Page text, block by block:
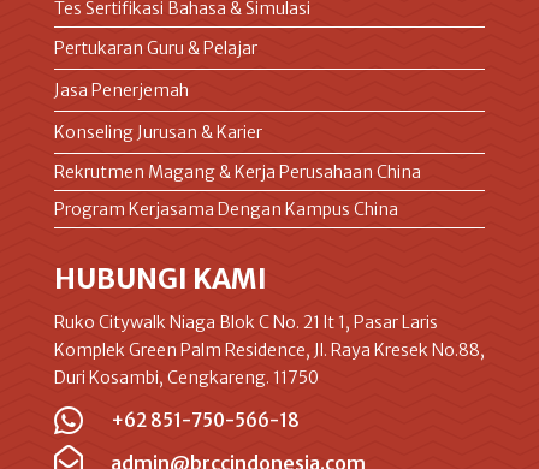
Tes Sertifikasi Bahasa & Simulasi
Pertukaran Guru & Pelajar
Jasa Penerjemah
Konseling Jurusan & Karier
Rekrutmen Magang & Kerja Perusahaan China
Program Kerjasama Dengan Kampus China
HUBUNGI KAMI
Ruko Citywalk Niaga Blok C No. 21 lt 1, Pasar Laris
Komplek Green Palm Residence, Jl. Raya Kresek No.88,
Duri Kosambi, Cengkareng. 11750
 +62 851-750-566-18
 admin@brccindonesia.com